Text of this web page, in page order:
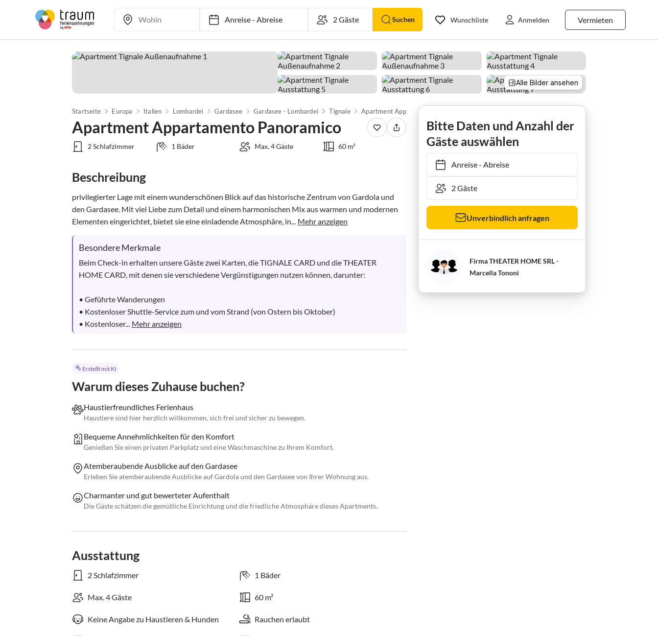
Anreise-Abreise Suchen Vermieten
Wunschliste Anmelden
Alle Bilder ansehen
Startseite Europa Italien Lombardei Gardasee Gardasee - Lombardei Tignale
Apartment Appartamento Panoramico
2 Schlafzimmer 1 Bäder Max. 4 Gäste 60 m²
Beschreibung
privilegierter Lage mit einem wunderschönen Blick auf das historische Zentrum von Gardola und
den Gardasee. Mit viel Liebe zum Detail und einem harmonischen Mix aus warmen und modernen
Elementen eingerichtet, bietet sie eine einladende Atmosphäre, in... Mehr anzeigen
Besondere Merkmale
Beim Check-in erhalten unsere Gäste zwei Karten, die TIGNALE CARD und die THEATER
HOME CARD, mit denen sie verschiedene Vergünstigungen nutzen können, darunter:
• Geführte Wanderungen
• Kostenloser Shuttle-Service zum und vom Strand (von Ostern bis Oktober)
• Kostenloser... Mehr anzeigen
Erstellt mit KI
Warum dieses Zuhause buchen?
Haustierfreundliches Ferienhaus
Haustiere sind hier herzlich willkommen, sich frei und sicher zu bewegen.
Bequeme Annehmlichkeiten für den Komfort
Genießen Sie einen privaten Parkplatz und eine Waschmaschine zu Ihrem Komfort.
Atemberaubende Ausblicke auf den Gardasee
Erleben Sie atemberaubende Ausblicke auf Gardola und den Gardasee von Ihrer Wohnung aus.
Charmanter und gut bewerteter Aufenthalt
Die Gäste schätzen die gemütliche Einrichtung und die friedliche Atmosphäre dieses Apartments.
Ausstattung
2 Schlafzimmer 1 Bäder
Max. 4 Gäste 60 m²
Keine Angabe zu Haustieren & Hunden Rauchen erlaubt
Bitte Daten und Anzahl der
Gäste auswählen
Anreise- Abreise
Unverbindlich anfragen
Firma THEATER HOME SRL -
Marcella Tononi